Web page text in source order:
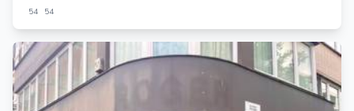
54 54